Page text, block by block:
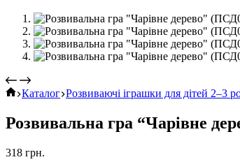
Головна
Каталог Розвиваючі іграшки для дітей 2–3
Розвивальна гра “Чарівне
318 грн.